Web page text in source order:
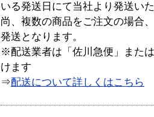
いる発送日にて当社より発送い
尚、複数の商品をご注文の場合
発送となります。
※配送業者は「佐川急便」また
けます
⇒配送について詳しくはこちら